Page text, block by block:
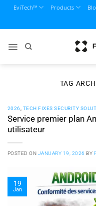
content
EviTech™ Products
TAG
2026 TECH FIXES SECURITY
Service premier plan
utilisateur
POSTED ON JANUARY 19, 2026 BY
19
Jan